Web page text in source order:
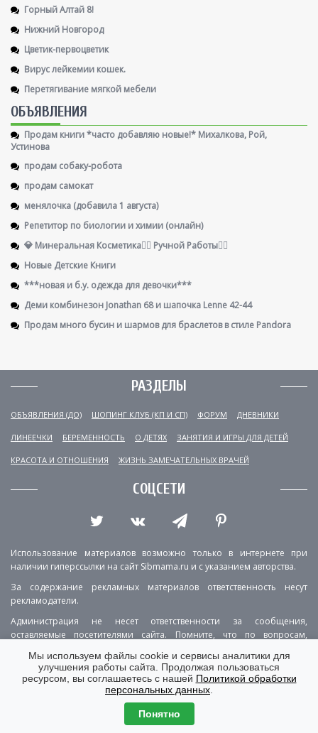
Горный Алтай 8!
Нижний Новгород
Цветик-первоцветик
Вирус лейкемии кошек.
Перетягивание мягкой мебели
ОБЪЯВЛЕНИЯ
Продам книги *часто добавляю новые!* Михалкова, Рой,
Устинова
продам собаку-робота
продам самокат
менялочка (добавила 1 августа)
Репетитор по биологии и химии (онлайн)
💎 Минеральная Косметика🖐🏻 Ручной Работы👌🏻
Новые Детские Книги
***новая и б.у. одежда для девочки***
Деми комбинезон Jonathan 68 и шапочка Lenne 42-44
Продам много бусин и шармов для браслетов в стиле Pandora
РАЗДЕЛЫ
ОБЪЯВЛЕНИЯ (ДО) ШОПИНГ КЛУБ (КП И СП) ФОРУМ ДНЕВНИКИ
ЛИНЕЕЧКИ БЕРЕМЕННОСТЬ О ДЕТЯХ ЗАНЯТИЯ И ИГРЫ ДЛЯ ДЕТЕЙ
КРАСОТА И ОТНОШЕНИЯ ЖИЗНЬ ЗАМЕЧАТЕЛЬНЫХ ВРАЧЕЙ
СОЦСЕТИ
Использование материалов возможно только в интернете при
наличии гиперссылки на сайт Sibmama.ru и с указанием авторства.
За содержание рекламных материалов ответственность несут
рекламодатели.
Администрация не несет ответственности за сообщения,
оставляемые посетителями сайта. Помните, что по вопросам,
РЕКЛАМА О ПРОЕКТЕ
КОНТАКТЫ
ПОЛИТИКА КОНФИДЕНЦИАЛЬНОСТИ
ВЕРСИЯ ДЛЯ КОМПЬЮТЕРА
Мы используем файлы cookie и сервисы аналитики для
улучшения работы сайта. Продолжая пользоваться
ресурсом, вы соглашаетесь с нашей Политикой обработки
персональных данных
Понятно